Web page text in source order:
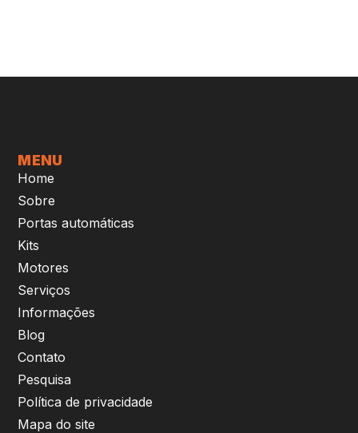
MENU
Home
Sobre
Portas automáticas
Kits
Motores
Serviços
Informações
Blog
Contato
Pesquisa
Política de privacidade
Mapa do site